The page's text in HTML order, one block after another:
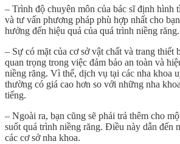
– Trình độ chuyên môn của bác sĩ định hình
và tư vấn phương pháp phù hợp nhất cho
hưởng đến hiệu quả của quá trình niềng răng.
– Sự có mặt của cơ sở vật chất và trang thiết
quan trọng trong việc đảm bảo an toàn và
niềng răng. Vì thế, dịch vụ tại các nha khoa
thường có giá cao hơn so với những nha
tiếng.
– Ngoài ra, bạn cũng sẽ phải trả thêm cho
suốt quá trình niềng răng. Điều này dẫn đến
các cơ sở nha khoa.